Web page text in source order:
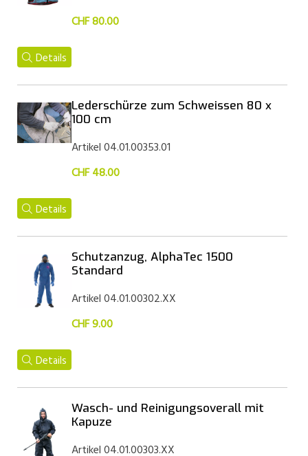
CHF 80.00
Details
Lederschürze zum Schweissen 80 x
100 cm
Artikel 04.01.00353.01
CHF 48.00
Details
Schutzanzug, AlphaTec 1500
Standard
Artikel 04.01.00302.XX
CHF 9.00
Details
Wasch- und Reinigungsoverall mit
Kapuze
Artikel 04.01.00303.XX